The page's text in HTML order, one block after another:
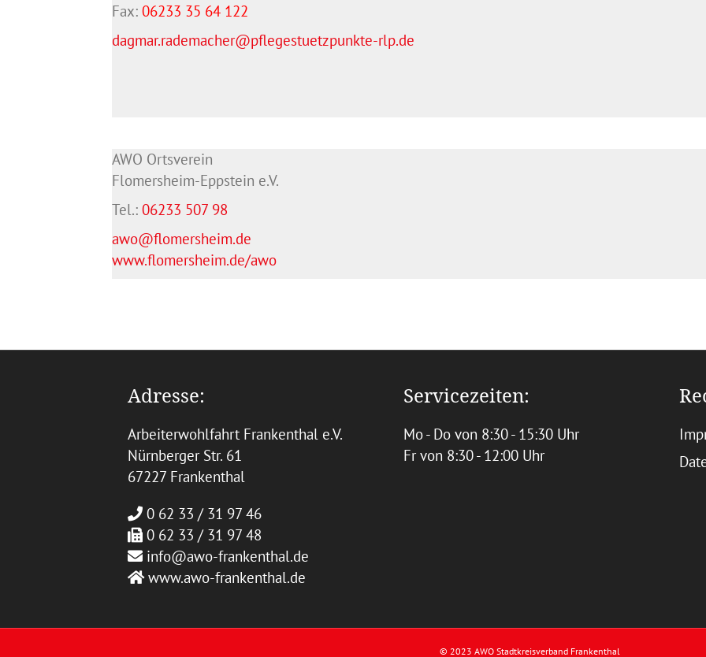
Fax: 06233 35 64 122
dagmar.rademacher@pflegestuetzpunkte-rlp.de
AWO Ortsverein
Flomersheim-Eppstein e.V.
Tel.: 06233 507 98
awo@flomersheim.de
www.flomersheim.de/awo
Adresse:
Arbeiterwohlfahrt Frankenthal e.V.
Nürnberger Str. 61
67227 Frankenthal
0 62 33 / 31 97 46
0 62 33 / 31 97 48
info@awo-frankenthal.de
www.awo-frankenthal.de
Servicezeiten:
Mo - Do von 8:30 - 15:30 Uhr
Fr von 8:30 - 12:00 Uhr
© 2023 AWO Stadtkreisverband Frankenthal